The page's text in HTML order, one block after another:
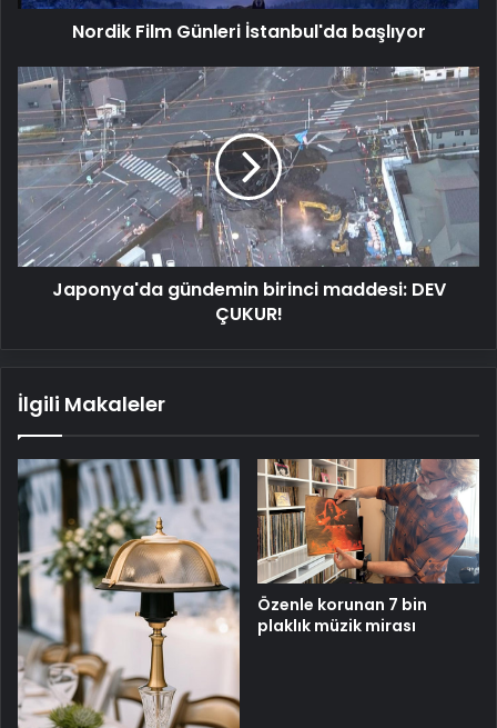
Nordik Film Günleri İstanbul'da başlıyor
Japonya'da
gündemin
birinci
maddesi:
DEV
ÇUKUR!
Japonya'da gündemin birinci maddesi: DEV
ÇUKUR!
İlgili Makaleler
Özenle korunan 7 bin
plaklık müzik mirası